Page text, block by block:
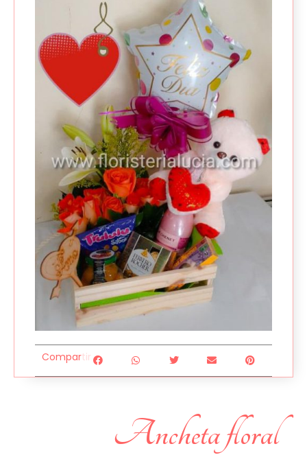
ancheta floral
Compartir